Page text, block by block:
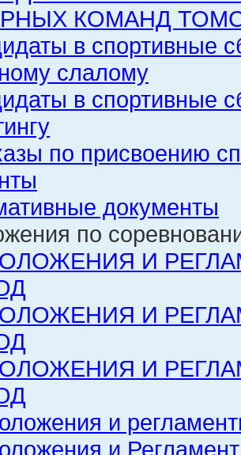
КОМАНД
в спортивные
слалому
в спортивные
по присвоению
документы
по
И
И
И
и
и